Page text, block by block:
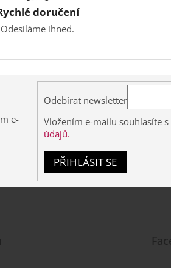
doručení
Odesíláme ihned.
e-
Odebírat newsletter
Vložením e-mailu souhlasíte s
údajů.
PŘIHLÁSIT SE